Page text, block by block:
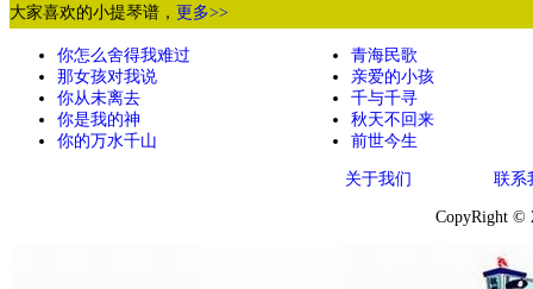
大家喜欢的小提琴谱， 更多>>
你怎么舍得我难过
那女孩对我说
你从未离去
你是我的神
你的万水千山
青海民歌
亲爱的小孩
千与千寻
秋天不回来
前世今生
关于我们 联系
CopyRight ©